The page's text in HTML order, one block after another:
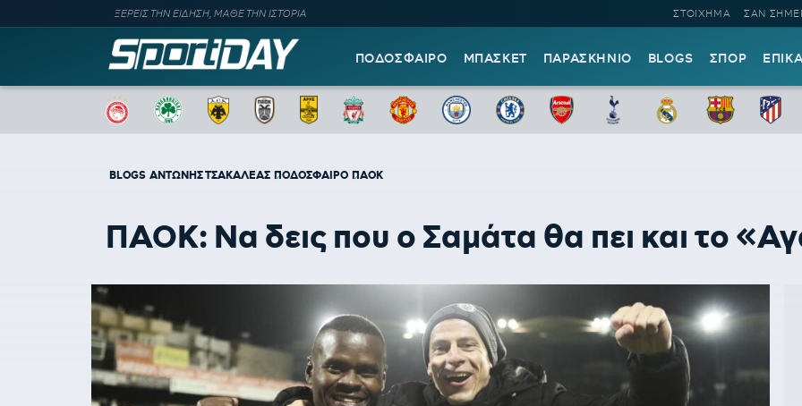
ΞΕΡΕΙΣ ΤΗΝ ΕΙΔΗΣΗ, ΜΑΘΕ ΤΗΝ ΙΣΤΟΡΙΑ ΣΤΟΙΧΗΜΑ ΣΑΝ
ΠΟΔΟΣΦΑΙΡΟ ΜΠΑΣΚΕΤ ΠΑΡΑΣΚΗΝΙΟ BLOGS ΣΠΟΡ
BLOGS ΑΝΤΩΝΗΣ ΤΣΑΚΑΛΕΑΣ ΠΟΔΟΣΦΑΙΡΟ ΠΑΟΚ
ΠΑΟΚ: Να δεις που ο Σαμάτα θα πει και το